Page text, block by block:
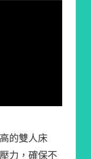
的雙人床
力，確保不